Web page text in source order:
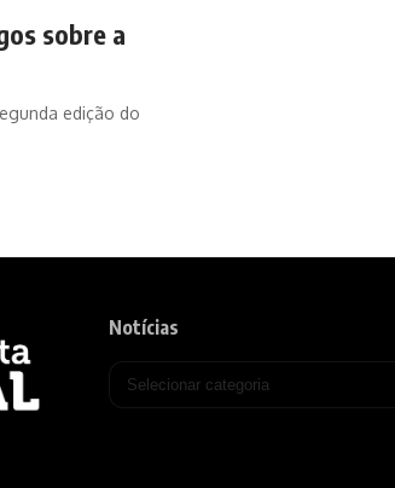
sobre a
edição do
Notícias